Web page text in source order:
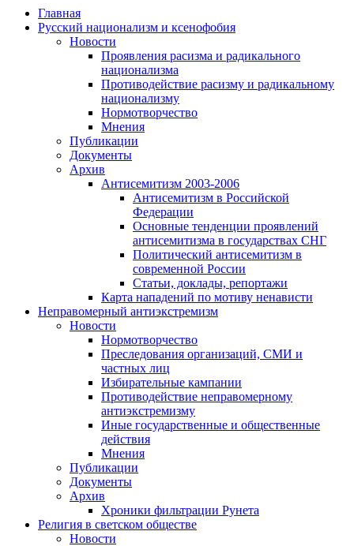
Главная
Русский национализм и ксенофобия
Новости
Проявления расизма и радикального
национализма
Противодействие расизму и радикальному
национализму
Нормотворчество
Мнения
Публикации
Документы
Архив
Антисемитизм 2003-2006
Антисемитизм в Российской
Федерации
Основные тенденции проявлений
антисемитизма в государствах СНГ
Политический антисемитизм в
современной России
Статьи, доклады, репортажи
Карта нападений по мотиву ненависти
Неправомерный антиэкстремизм
Новости
Нормотворчество
Преследования организаций, СМИ и
частных лиц
Избирательные кампании
Противодействие неправомерному
антиэкстремизму
Иные государственные и общественные
действия
Мнения
Публикации
Документы
Архив
Хроники фильтрации Рунета
Религия в светском обществе
Новости